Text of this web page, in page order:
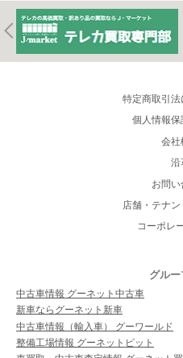
特定商取引
個人情報保
会社
沿
お問
店舗・テナ
コーポレ
グル
中古車情報 グーネット中古車
新車ならグーネット新車
中古車情報（輸入車） グーワールド
整備工場情報 グーネットピット